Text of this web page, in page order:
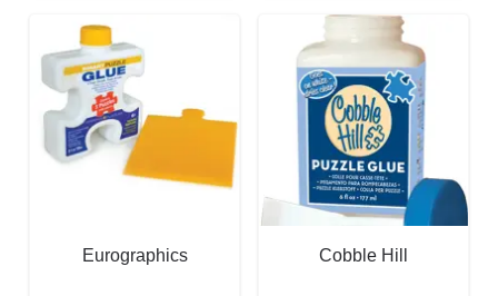
Eurographics Cobble Hill